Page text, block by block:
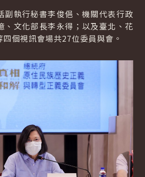
副執行秘書李俊俋、機關代表行政
、文化部長李永得；以及臺北、花
個視訊會場共27位委員與會。